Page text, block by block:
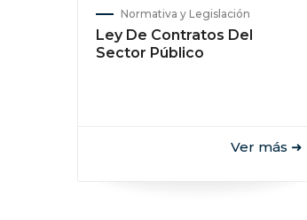
Normativa y Legislación
Ley De Contratos Del
Sector Público
Ver más ➜